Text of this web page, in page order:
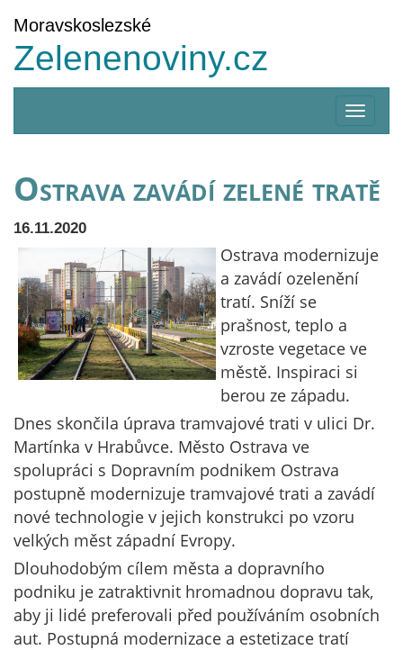
Moravskoslezské
Zelenenoviny.cz
menu
Ostrava zavádí zelené tratě
16.11.2020
Ostrava modernizuje
a zavádí ozelenění
tratí. Sníží se
prašnost, teplo a
vzroste vegetace ve
městě. Inspiraci si
berou ze západu.
Dnes skončila úprava tramvajové trati v ulici Dr.
Martínka v Hrabůvce. Město Ostrava ve
spolupráci s Dopravním podnikem Ostrava
postupně modernizuje tramvajové trati a zavádí
nové technologie v jejich konstrukci po vzoru
velkých měst západní Evropy.
Dlouhodobým cílem města a dopravního
podniku je zatraktivnit hromadnou dopravu tak,
aby ji lidé preferovali před používáním osobních
aut. Postupná modernizace a estetizace tratí